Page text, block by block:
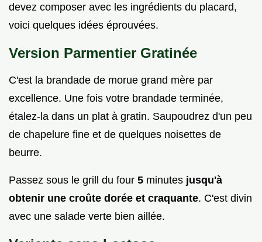
devez composer avec les ingrédients du placard,
voici quelques idées éprouvées.
Version Parmentier Gratinée
C'est la brandade de morue grand mère par
excellence. Une fois votre brandade terminée,
étalez-la dans un plat à gratin. Saupoudrez d'un peu
de chapelure fine et de quelques noisettes de
beurre.
Passez sous le grill du four 5 minutes jusqu'à
obtenir une croûte dorée et craquante. C'est divin
avec une salade verte bien aillée.